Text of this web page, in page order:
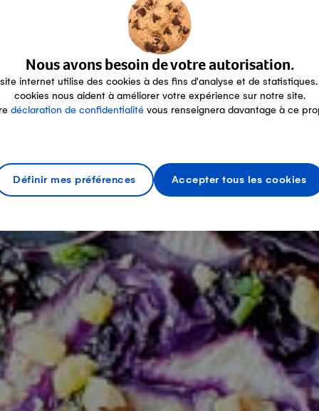
Nous avons besoin de votre autorisation.
internet utilise des cookies à des fins d'analyse et de statistiques.
cookies nous aident à améliorer votre expérience sur notre site.
déclaration de confidentialité vous renseignera davantage à ce
Définir mes préférences Accepter tous les cookies